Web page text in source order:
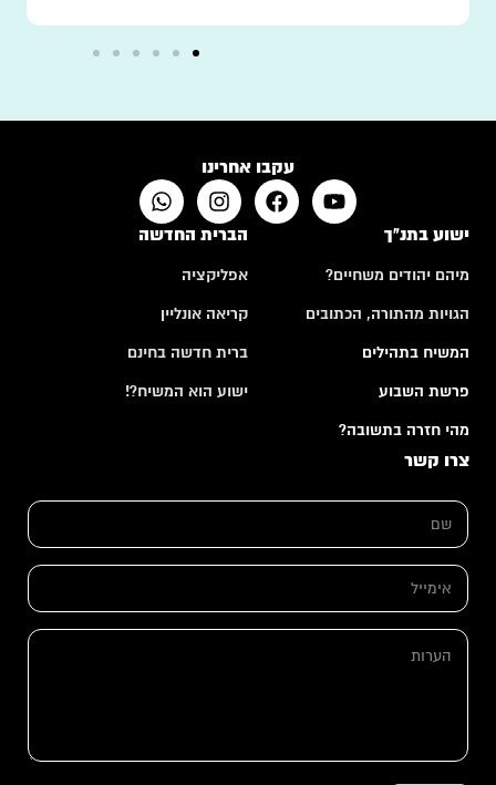
עקבו אחרינו
ישוע בתנ"ך
מיהם יהודים משחיים?
הגויות מהתורה, הכתובים
המשיח בתהילים
פרשת השבוע
מהי חזרה בתשובה?
הברית החדשה
אפליקציה
קריאה אונליין
ברית חדשה בחינם
ישוע הוא המשיח?!
צרו קשר
ם
ם
א
מ
י
ש
*
א
מ
י
ה